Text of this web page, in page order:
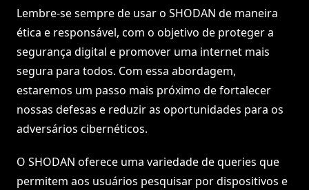
Lembre-se sempre de usar o SHODAN de maneira
ética e responsável, com o objetivo de proteger a
segurança digital e promover uma internet mais
segura para todos. Com essa abordagem,
estaremos um passo mais próximo de fortalecer
nossas defesas e reduzir as oportunidades para os
adversários cibernéticos.
O SHODAN oferece uma variedade de queries que
permitem aos usuários pesquisar por dispositivos e